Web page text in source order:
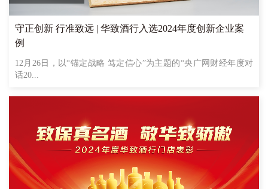
守正创新 行准致远 | 华致酒行入选2024年度创新企业案
例
12月26日，以“锚定战略 笃定信心”为主题的“央广网财经年度对
话20...